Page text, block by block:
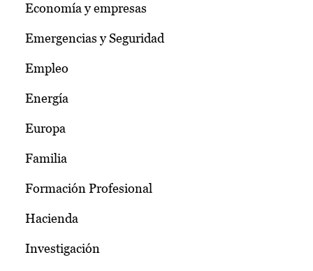
Economía y empresas
Emergencias y Seguridad
Empleo
Energía
Europa
Familia
Formación Profesional
Hacienda
Investigación